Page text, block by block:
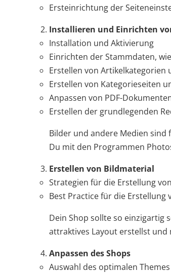
Ersteinrichtung der
Installieren und Einrichten
Installation und Aktivierung
Einrichten der Stammdaten,
Erstellen von Artikelkategorien
Erstellen von Kategorieseiten
Anpassen von PDF-
Erstellen der grundlegenden
Bilder und andere Medien sind
Du mit den Programmen
Erstellen von Bildmaterial
Strategien für die Erstellung
Best Practice für die
Dein Shop sollte so einzigartig
attraktives Layout erstellst und
Anpassen des Shops
Auswahl des optimalen